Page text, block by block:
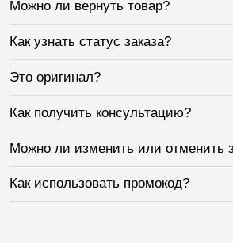
Можно ли вернуть товар?
Как узнать статус заказа?
Это оригинал?
Как получить консультацию?
Можно ли изменить или отменить
Как использовать промокод?